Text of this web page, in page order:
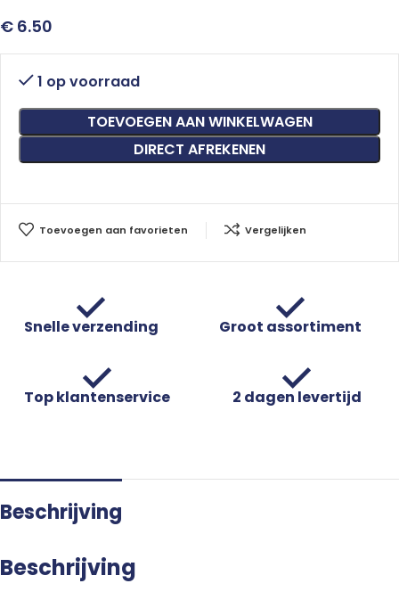
€ 6.50
1 op voorraad
TOEVOEGEN AAN WINKELWAGEN
DIRECT AFREKENEN
Toevoegen aan favorieten Vergelijken
Snelle verzending Groot assortiment
Top klantenservice 2 dagen levertijd
Beschrijving
Beschrijving